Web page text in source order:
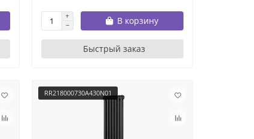
В корзину
Быстрый заказ
RR218000730A430N01